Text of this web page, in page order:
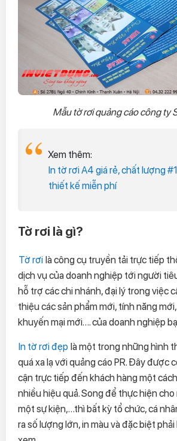
Mẫu tờ rơi quảng cáo công ty
Xem thêm:
In tờ rơi A4 giá rẻ, chất lượng
thiết kế miễn phí
Tờ rơi là gì?
Tờ rơi là công cụ truyền tải trực tiếp
dịch vụ của doanh nghiệp tới người
hỗ trợ các chi nhánh, đại lý trong việc
thiệu các sản phẩm mới, tính năng
khuyến mại mới…. của doanh nghiệp
In tờ rơi đẹp là một trong những hình
quá xa lạ với quảng cáo PR. Đây được
cận trực tiếp đến khách hàng một
nhiều hiệu quả. Song để thực hiện
một sự kiện,…thì bất kỳ tổ chức, cá
ra số lượng lớn, in màu và đặc biệt